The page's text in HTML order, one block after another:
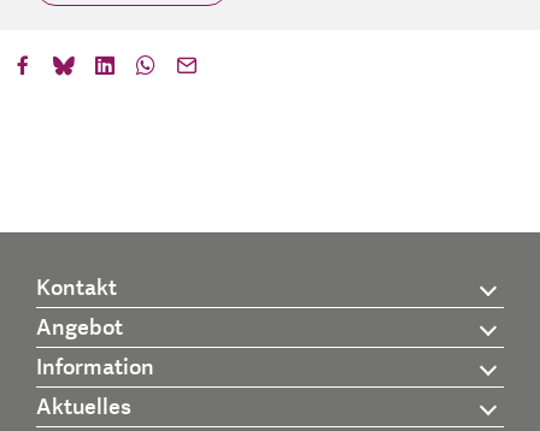
Kontakt
Angebot
Information
Aktuelles